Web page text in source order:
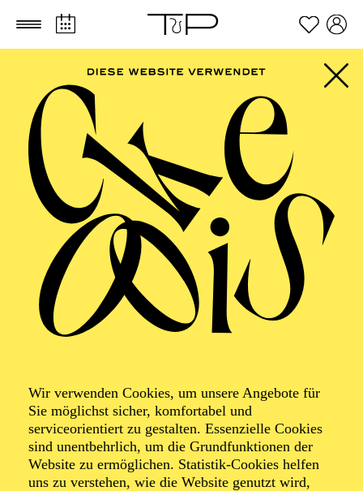
Zum Hauptinhalt springen Zum Footer springen
Wir verwenden Cookies, um unsere Angebote für
Sie möglichst sicher, komfortabel und
serviceorientiert zu gestalten. Essenzielle Cookies
sind unentbehrlich, um die Grundfunktionen der
Website zu ermöglichen. Statistik-Cookies helfen
uns zu verstehen, wie die Website genutzt wird,
AALTO MUSIKTHEATER
Wiener Blut
Operette in drei Akten von Johann Strauß
Zusammengestellt, bearbeitet und ergänzt von Adolf
Müller junior; Libretto von Viktor Léon und Leo Stein
Eine Koproduktion von Johann Strauss 2025 Wien und
Aalto Musiktheater Essen